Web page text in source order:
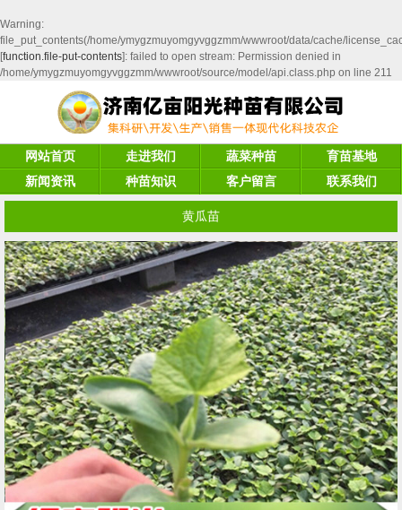
Warning:
file_put_contents(/home/ymygzmuyomgyvggzmm/wwwroot/data/cache/
[function.file-put-contents]: failed to open stream: Permission denied in
/home/ymygzmuyomgyvggzmm/wwwroot/source/model/api.class.php on line 211
网站首页 走进我们 蔬菜种苗
育苗基地
新闻资讯
种苗知识 客户留言 联系我们
黄瓜苗